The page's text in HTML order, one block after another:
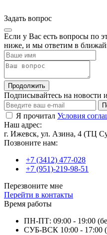
Задать вопрос
Если у Вас есть вопросы по
ниже, и мы ответим в
Продолжить
Подписывайтесь на новости
Я прочитал Условия
Наш адрес:
г. Ижевск, ул. Азина, 4 (ТЦ
Позвоните нам:
+7 (3412) 477-028
+7 (951)-219-98-51
Перезвоните мне
Перейти в контакты
Время работы
ПН-ПТ: 09:00 - 19:00
СУБ-ВСК 10:00 - 17:00